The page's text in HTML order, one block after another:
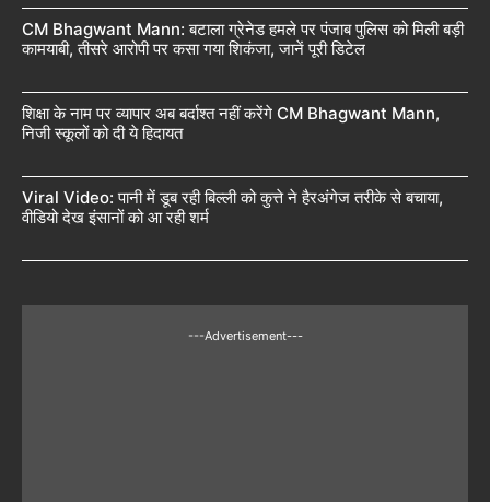
CM Bhagwant Mann: बटाला ग्रेनेड हमले पर पंजाब पुलिस को मिली बड़ी
कामयाबी, तीसरे आरोपी पर कसा गया शिकंजा, जानें पूरी डिटेल
शिक्षा के नाम पर व्यापार अब बर्दाश्त नहीं करेंगे CM Bhagwant Mann,
निजी स्कूलों को दी ये हिदायत
Viral Video: पानी में डूब रही बिल्ली को कुत्ते ने हैरअंगेज तरीके से बचाया,
वीडियो देख इंसानों को आ रही शर्म
---Advertisement---